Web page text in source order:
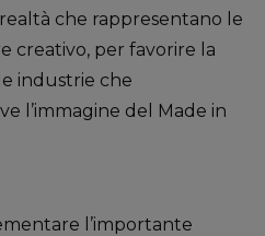
che rappresentano le
creativo, per favorire la
industrie che
l’immagine del Made in
l’importante